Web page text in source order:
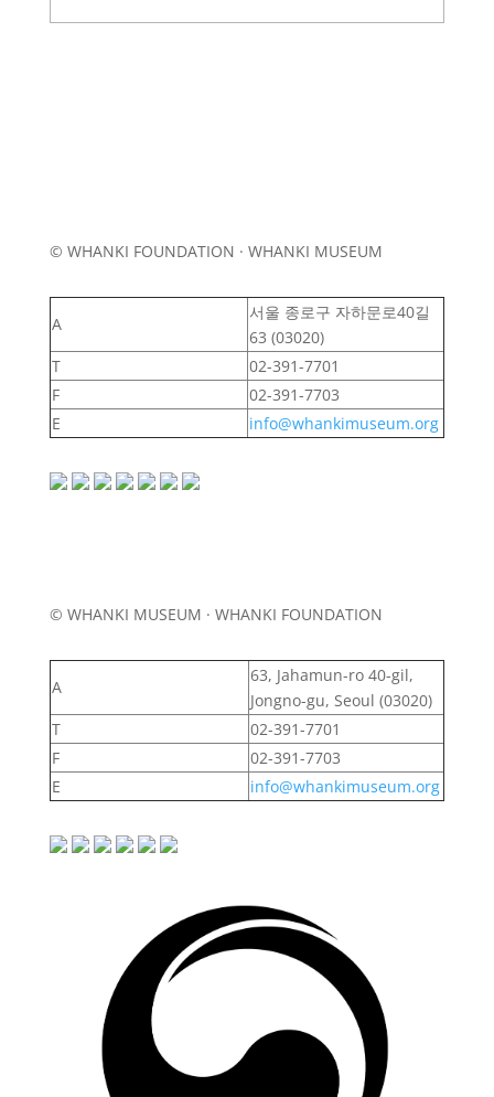
© WHANKI FOUNDATION · WHANKI MUSEUM
A
서울 종로구 자하문로40길
63 (03020)
T
02-391-7701
F
02-391-7703
E
info@whankimuseum.org
© WHANKI MUSEUM · WHANKI FOUNDATION
A
63, Jahamun-ro 40-gil,
Jongno-gu, Seoul (03020)
T
02-391-7701
F
02-391-7703
E
info@whankimuseum.org